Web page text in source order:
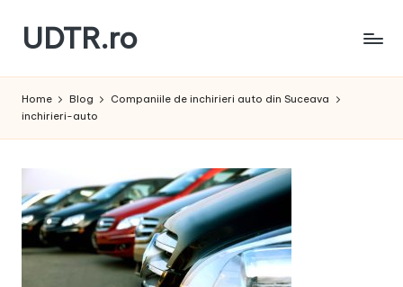
Skip
content
UDTR.ro
te
Home Blog
Companiile de inchirieri auto din Suceava
inchirieri-auto